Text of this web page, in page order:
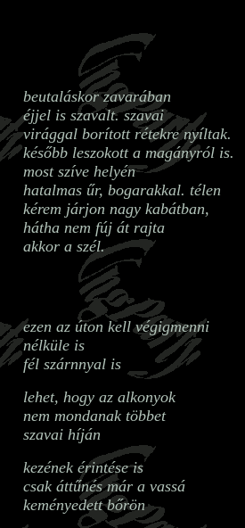
beutaláskor zavarában
éjjel is szavalt. szavai
virággal borított rétekre nyíltak.
később leszokott a magányról is.
most szíve helyén
hatalmas űr, bogarakkal. télen
kérem járjon nagy kabátban,
hátha nem fúj át rajta
akkor a szél.
ezen az úton kell végigmenni
nélküle is
fél szárnnyal is
lehet, hogy az alkonyok
nem mondanak többet
szavai híján
kezének érintése is
csak áttűnés már a vassá
keményedett bőrön